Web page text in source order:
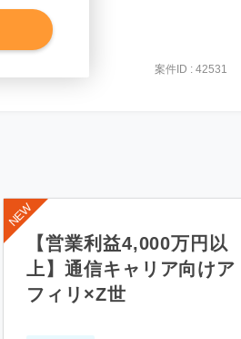
案件ID : 42531
【営業利益4,000万円以
上】通信キャリア向けア
フィリ×Z世